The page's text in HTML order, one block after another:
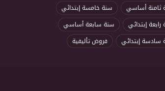
ثامنة أساسي
سنة خامسة إبتدائي
إبتدائي
سنة سابعة أساسي
سادسة إبتدائي
فروض تأليفية